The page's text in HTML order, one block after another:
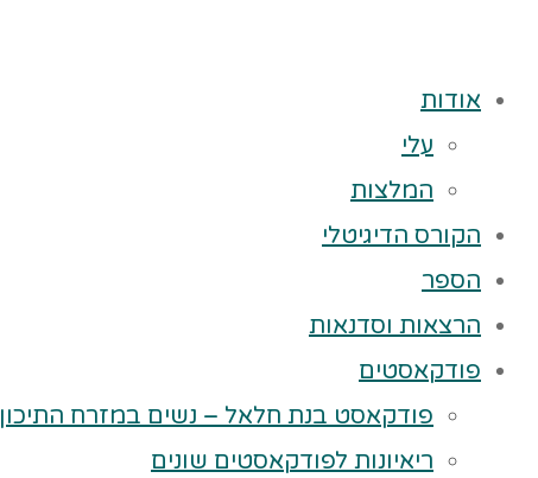
אודות
עלי
המלצות
הקורס הדיגיטלי
הספר
הרצאות וסדנאות
פודקאסטים
פודקאסט בנת חלאל – נשים במזרח התיכון
ריאיונות לפודקאסטים שונים